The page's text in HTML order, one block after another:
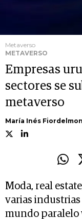
Metaverso
METAVERSO
Empresas
sectores se
metaverso
María Inés
Moda, real
varias
mundo paralelo